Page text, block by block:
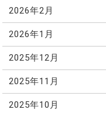
2026年2月
2026年1月
2025年12月
2025年11月
2025年10月